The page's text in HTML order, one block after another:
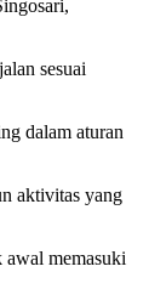
sesuai
dalam aturan
aktivitas yang
memasuki